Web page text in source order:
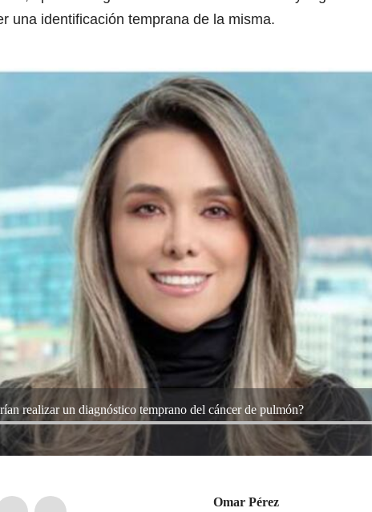
una identificación temprana de la misma.
realizar un diagnóstico temprano del cáncer de pulmón?
Omar Pérez